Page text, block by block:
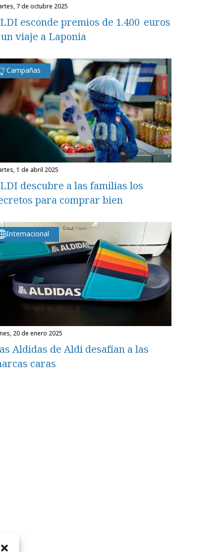
7 de octubre 2025
esconde premios de 1.400 euros
viaje a Laponia
Campañas
1 de abril 2025
descubre a las familias los
para comprar bien
Internacional
20 de enero 2025
Aldidas de Aldi desafían a las
caras